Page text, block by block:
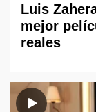
Luis
mejor
reales